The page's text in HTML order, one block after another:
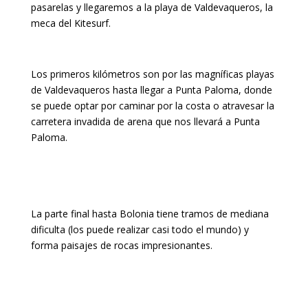
pasarelas y llegaremos a la playa de Valdevaqueros, la
meca del Kitesurf.
Los primeros kilómetros son por las magníficas playas
de Valdevaqueros hasta llegar a Punta Paloma, donde
se puede optar por caminar por la costa o atravesar la
carretera invadida de arena que nos llevará a Punta
Paloma.
La parte final hasta Bolonia tiene tramos de mediana
dificulta (los puede realizar casi todo el mundo) y
forma paisajes de rocas impresionantes.